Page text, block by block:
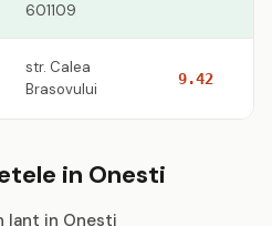
601109
str. Calea
Brasovului
9.42
in Onesti
lant in Onesti